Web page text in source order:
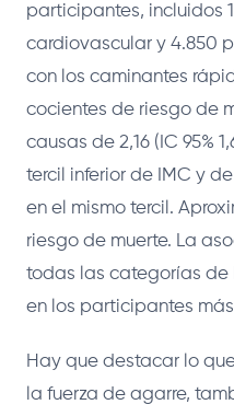
participantes, incluidos
cardiovascular y 4.850
con los caminantes
cocientes de riesgo de
causas de 2,16 (IC 95%
tercil inferior de IMC y de
en el mismo tercil.
riesgo de muerte. La
todas las categorías de
en los participantes
Hay que destacar lo
la fuerza de agarre,